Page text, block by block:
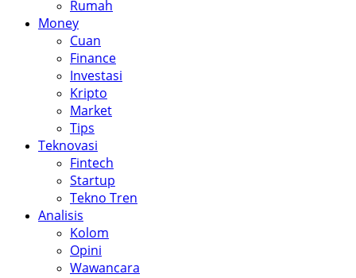
Rumah
Money
Cuan
Finance
Investasi
Kripto
Market
Tips
Teknovasi
Fintech
Startup
Tekno Tren
Analisis
Kolom
Opini
Wawancara